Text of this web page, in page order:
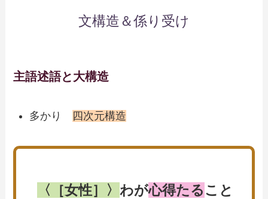
文構造＆係り受け
主語述語と大構造
多かり 四次元構造
〈［女性］〉 わが心得たること